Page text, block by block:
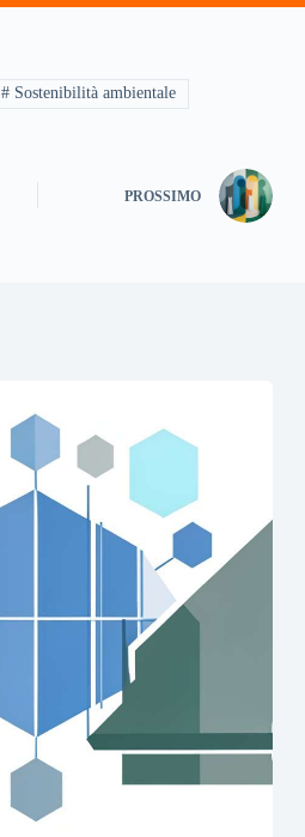
# Sostenibilità ambientale
PROSSIMO